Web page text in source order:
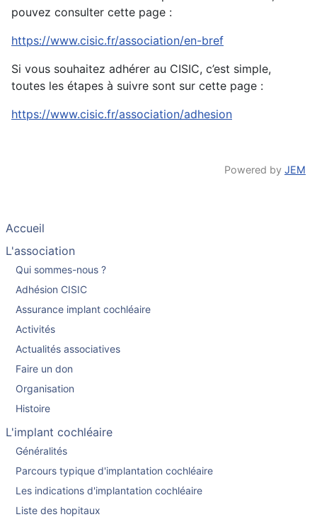
pouvez consulter cette page :
https://www.cisic.fr/association/en-bref
Si vous souhaitez adhérer au CISIC, c’est simple,
toutes les étapes à suivre sont sur cette page :
https://www.cisic.fr/association/adhesion
Powered by JEM
Accueil
L'association
Qui sommes-nous ?
Adhésion CISIC
Assurance implant cochléaire
Activités
Actualités associatives
Faire un don
Organisation
Histoire
L'implant cochléaire
Généralités
Parcours typique d'implantation cochléaire
Les indications d'implantation cochléaire
Liste des hopitaux